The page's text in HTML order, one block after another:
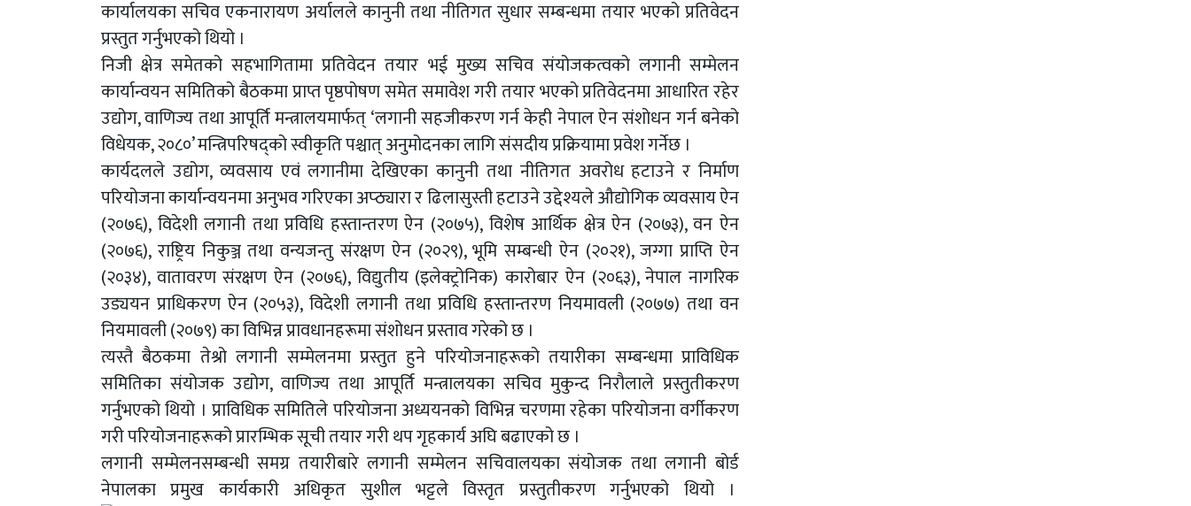
कार्यालयका सचिव एकनारायण अर्यालले कानुनी तथा नीतिगत सुधार सम्बन्धमा तयार भएको प्रतिवेदन
प्रस्तुत गर्नुभएको थियो ।
निजी क्षेत्र समेतको सहभागितामा प्रतिवेदन तयार भई मुख्य सचिव संयोजकत्वको लगानी सम्मेलन
कार्यान्वयन समितिको बैठकमा प्राप्त पृष्ठपोषण समेत समावेश गरी तयार भएको प्रतिवेदनमा आधारित रहेर
उद्योग, वाणिज्य तथा आपूर्ति मन्त्रालयमार्फत् ‘लगानी सहजीकरण गर्न केही नेपाल ऐन संशोधन गर्न बनेको
विधेयक, २०८०’ मन्त्रिपरिषद्को स्वीकृति पश्चात् अनुमोदनका लागि संसदीय प्रक्रियामा प्रवेश गर्नेछ ।
कार्यदलले उद्योग, व्यवसाय एवं लगानीमा देखिएका कानुनी तथा नीतिगत अवरोध हटाउने र निर्माण
परियोजना कार्यान्वयनमा अनुभव गरिएका अप्ठ्यारा र ढिलासुस्ती हटाउने उद्देश्यले औद्योगिक व्यवसाय ऐन
(२०७६), विदेशी लगानी तथा प्रविधि हस्तान्तरण ऐन (२०७५), विशेष आर्थिक क्षेत्र ऐन (२०७३), वन ऐन
(२०७६), राष्ट्रिय निकुञ्ज तथा वन्यजन्तु संरक्षण ऐन (२०२९), भूमि सम्बन्धी ऐन (२०२१), जग्गा प्राप्ति ऐन
(२०३४), वातावरण संरक्षण ऐन (२०७६), विद्युतीय (इलेक्ट्रोनिक) कारोबार ऐन (२०६३), नेपाल नागरिक
उड्ययन प्राधिकरण ऐन (२०५३), विदेशी लगानी तथा प्रविधि हस्तान्तरण नियमावली (२०७७) तथा वन
नियमावली (२०७९) का विभिन्न प्रावधानहरूमा संशोधन प्रस्ताव गरेको छ ।
त्यस्तै बैठकमा तेश्रो लगानी सम्मेलनमा प्रस्तुत हुने परियोजनाहरूको तयारीका सम्बन्धमा प्राविधिक
समितिका संयोजक उद्योग, वाणिज्य तथा आपूर्ति मन्त्रालयका सचिव मुकुन्द निरौलाले प्रस्तुतीकरण
गर्नुभएको थियो । प्राविधिक समितिले परियोजना अध्ययनको विभिन्न चरणमा रहेका परियोजना वर्गीकरण
गरी परियोजनाहरूको प्रारम्भिक सूची तयार गरी थप गृहकार्य अघि बढाएको छ ।
लगानी सम्मेलनसम्बन्धी समग्र तयारीबारे लगानी सम्मेलन सचिवालयका संयोजक तथा लगानी बोर्ड
नेपालका प्रमुख कार्यकारी अधिकृत सुशील भट्टले विस्तृत प्रस्तुतीकरण गर्नुभएको थियो ।